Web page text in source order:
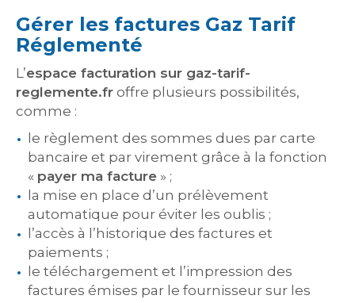
Gérer les factures Gaz Tarif
Réglementé
L’espace facturation sur gaz-tarif-
reglemente.fr offre plusieurs possibilités,
comme :
le règlement des sommes dues par carte
bancaire et par virement grâce à la fonction
« payer ma facture » ;
la mise en place d’un prélèvement
automatique pour éviter les oublis ;
l’accès à l’historique des factures et
paiements ;
le téléchargement et l’impression des
factures émises par le fournisseur sur les